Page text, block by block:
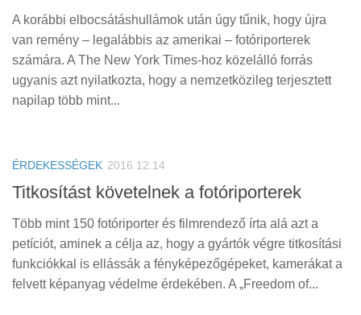
A korábbi elbocsátáshullámok után úgy tűnik, hogy újra
van remény – legalábbis az amerikai – fotóriporterek
számára. A The New York Times-hoz közelálló forrás
ugyanis azt nyilatkozta, hogy a nemzetközileg terjesztett
napilap több mint...
ÉRDEKESSÉGEK 2016.12.14
Titkosítást követelnek a fotóriporterek
Több mint 150 fotóriporter és filmrendező írta alá azt a
petíciót, aminek a célja az, hogy a gyártók végre titkosítási
funkciókkal is ellássák a fényképezőgépeket, kamerákat a
felvett képanyag védelme érdekében. A „Freedom of...